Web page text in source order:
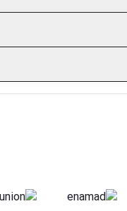
مانند اینتل و